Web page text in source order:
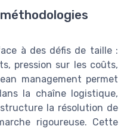
à des défis de taille :
pression sur les coûts,
management permet
la chaîne logistique,
la résolution de
rigoureuse. Cette